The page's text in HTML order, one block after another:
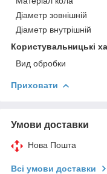
Діаметр зовнішній
Діаметр внутрішній
Користувальницькі
Вид обробки
Приховати
Умови доставки
Нова Пошта
Всі умови доставки